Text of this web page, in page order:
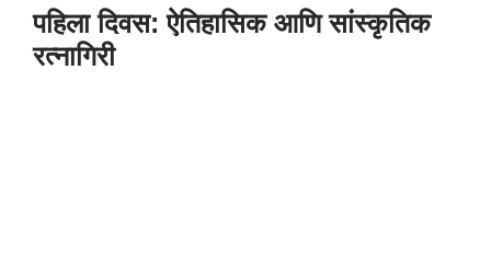
पहिला दिवस: ऐतिहासिक आणि सांस्कृतिक
रत्नागिरी